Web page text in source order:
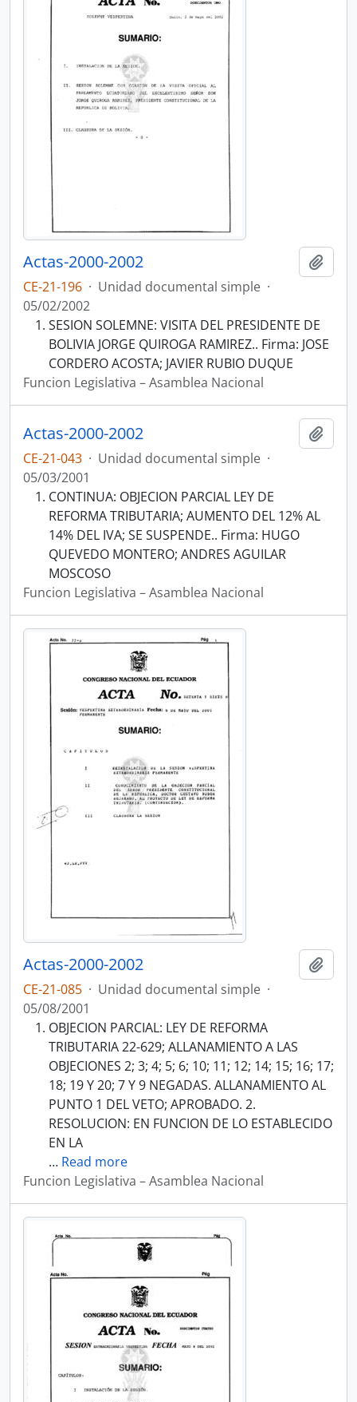
Actas-2000-2002
CE-21-196 · Unidad documental simple ·
05/02/2002
SESION SOLEMNE: VISITA DEL PRESIDENTE DE
BOLIVIA JORGE QUIROGA RAMIREZ.. Firma: JOSE
CORDERO ACOSTA; JAVIER RUBIO DUQUE
Funcion Legislativa – Asamblea Nacional
Actas-2000-2002
CE-21-043 · Unidad documental simple ·
05/03/2001
CONTINUA: OBJECION PARCIAL LEY DE
REFORMA TRIBUTARIA; AUMENTO DEL 12% AL
14% DEL IVA; SE SUSPENDE.. Firma: HUGO
QUEVEDO MONTERO; ANDRES AGUILAR
MOSCOSO
Funcion Legislativa – Asamblea Nacional
Actas-2000-2002
CE-21-085 · Unidad documental simple ·
05/08/2001
OBJECION PARCIAL: LEY DE REFORMA
TRIBUTARIA 22-629; ALLANAMIENTO A LAS
OBJECIONES 2; 3; 4; 5; 6; 10; 11; 12; 14; 15; 16; 17;
18; 19 Y 20; 7 Y 9 NEGADAS. ALLANAMIENTO AL
PUNTO 1 DEL VETO; APROBADO. 2.
RESOLUCION: EN FUNCION DE LO ESTABLECIDO
EN LA
… Read more
Funcion Legislativa – Asamblea Nacional